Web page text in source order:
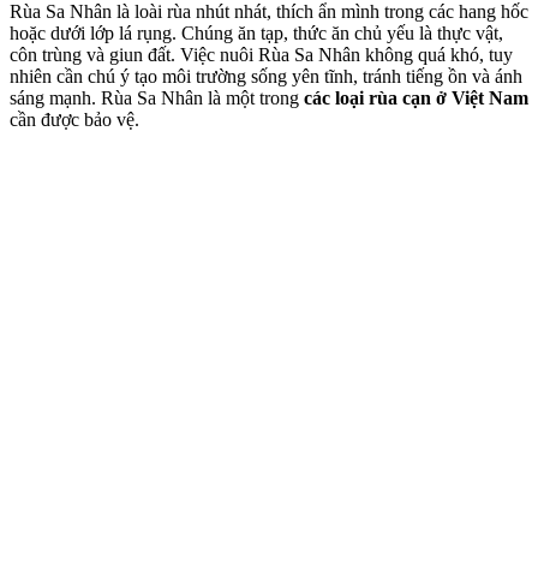
Rùa Sa Nhân là loài rùa nhút nhát, thích ẩn mình trong các hang hốc
hoặc dưới lớp lá rụng. Chúng ăn tạp, thức ăn chủ yếu là thực vật,
côn trùng và giun đất. Việc nuôi Rùa Sa Nhân không quá khó, tuy
nhiên cần chú ý tạo môi trường sống yên tĩnh, tránh tiếng ồn và ánh
sáng mạnh. Rùa Sa Nhân là một trong các loại rùa cạn ở Việt Nam
cần được bảo vệ.